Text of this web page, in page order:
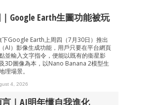
Google Earth生圖功能被玩
Google Earth上周四（7月30日）推出
AI）影像生成功能，用戶只要在平台網頁
並輸入文字指令，便能以既有的衞星影
3D圖像為本，以Nano Banana 2模型生
理場景。
4, 2026
｜AI明年懂自我進化